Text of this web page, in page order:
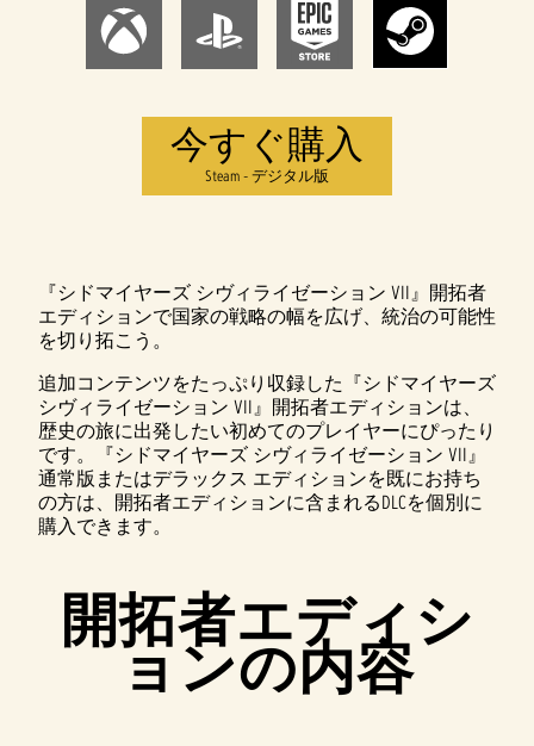
今すぐ購入
Steam - デジタル版
『シドマイヤーズ シヴィライゼーション VII』開拓者
エディションで国家の戦略の幅を広げ、統治の可能性
を切り拓こう。
追加コンテンツをたっぷり収録した『シドマイヤーズ
シヴィライゼーション VII』開拓者エディションは、
歴史の旅に出発したい初めてのプレイヤーにぴったり
です。『シドマイヤーズ シヴィライゼーション VII』
通常版またはデラックス エディションを既にお持ち
の方は、開拓者エディションに含まれるDLCを個別に
購入できます。
開拓者エディシ
ョンの内容